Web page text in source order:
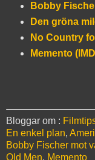
Bobby
Den gröna
No Country
Memento
Bloggar om :
En enkel plan,
Bobby Fischer mot
Old Men, Memento